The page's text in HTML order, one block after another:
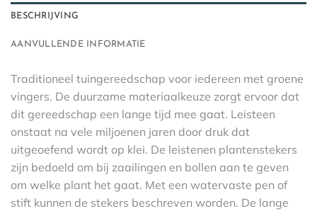
BESCHRIJVING
AANVULLENDE INFORMATIE
Traditioneel tuingereedschap voor iedereen met groene
vingers. De duurzame materiaalkeuze zorgt ervoor dat
dit gereedschap een lange tijd mee gaat. Leisteen
onstaat na vele miljoenen jaren door druk dat
uitgeoefend wordt op klei. De leistenen plantenstekers
zijn bedoeld om bij zaailingen en bollen aan te geven
om welke plant het gaat. Met een watervaste pen of
stift kunnen de stekers beschreven worden. De lange